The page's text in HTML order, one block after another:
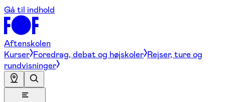
Gå til indhold
Aftenskolen
Kurser Foredrag, debat og højskoler Rejser, ture og
rundvisninger